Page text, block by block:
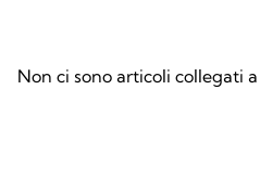
Non ci sono articoli collegati